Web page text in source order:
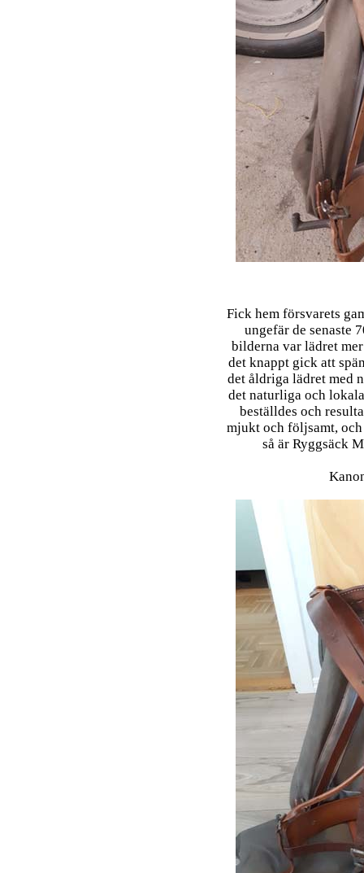
Fick hem försvarets
ungefär de senaste
bilderna var lädret
det knappt gick att
det åldriga lädret med
det naturliga och
beställdes och
mjukt och följsamt,
så är Ryggsäck